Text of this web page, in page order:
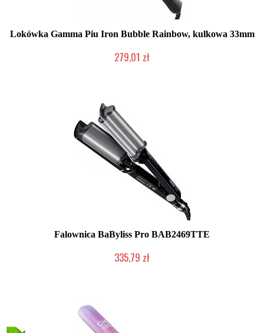
Lokówka Gamma Piu Iron Bubble Rainbow, kulkowa 33mm
279,01 zł
Falownica BaByliss Pro BAB2469TTE
335,79 zł